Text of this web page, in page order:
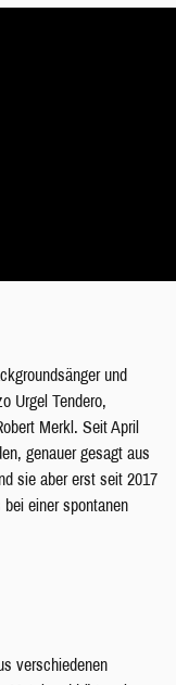
und
Urgel Tendero,
Merkl. Seit April
genauer gesagt aus
sie aber erst seit 2017
einer spontanen
verschiedenen